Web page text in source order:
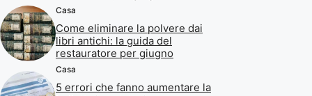
Casa
Come eliminare la polvere dai
libri antichi: la guida del
restauratore per giugno
Casa
5 errori che fanno aumentare la